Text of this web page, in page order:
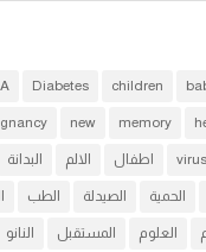
children
Diabetes
memory
new
virus اطفال الالم البدانة
الحمية الصيدلة الطب
العلوم المستقبل النانو